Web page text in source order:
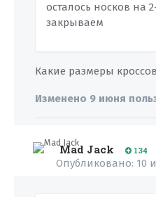
осталось носков на
закрываем
Какие размеры
Изменено 9 июня
Mad Jack 134
Опубликовано: 10